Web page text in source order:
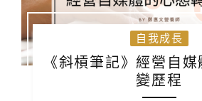
自我成長
《斜槓筆記》經營自
變歷程